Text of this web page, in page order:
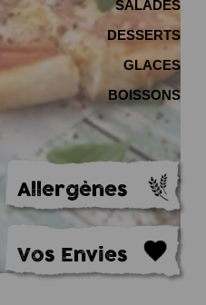
SALADES
DESSERTS
GLACES
BOISSONS
Allergènes
Vos Envies